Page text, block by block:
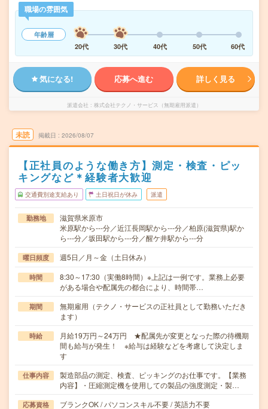
職場の雰囲気
年齢層
20代
30代 40代 50代 60代
気になる! 応募へ進む 詳しく見る
派遣会社 株式会社テクノ・サービス（無期雇用派遣）
未読 掲載日 2026/08/07
【正社員のような働き方】測定・検査・ピッ
キングなど＊経験者大歓迎
交通費別途支給あり 土日祝日が休み 派遣
勤務地
滋賀県米原市
米原駅から---分／近江長岡駅から---分／柏原(滋賀県)駅か
ら---分／坂田駅から---分／醒ケ井駅から---分
曜日頻度 週5日／月～金（土日休み）
時間
8:30～17:30（実働8時間）※上記は一例です。業務上必要
がある場合や配属先の都合により、時間帯…
期間
無期雇用（テクノ・サービスの正社員として勤務いただき
ます）
時給
月給19万円～24万円 ★配属先が変更となった際の待機期
間も給与が発生！ ※給与は経験などを考慮して決定しま
す
仕事内容
製造部品の測定、検査、ピッキングのお仕事です。【業務
内容】・圧縮測定機を使用しての製品の強度測定・製…
応募資格 ブランクOK / パソコンスキル不要 / 英語力不要